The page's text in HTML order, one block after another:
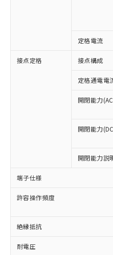
定格電流
接点定格 接点構成
定格通電電
開閉能力
開閉能力
開閉能力説
端子仕様
許容操作頻度
絶縁抵抗
耐電圧
ご利用条件
以下の条件をお読
本サービスは
商品の当社在
(税抜)を提供
当社制御機器
本サービスの
ことをご了承
在庫状況およ
記載している
タに基づき作
準価格とは異
対応済み：EU
非含有に対応した製
対応予定：EU RoHS
有に対応した製品に
対応予定なし：EU
非含有に非対応の
調査・確認中：EU
非含有の対応状況
非該当品：ライセ
害物質有無と関係の
仕入先様の事情によ
いたものが、含有品
むを得ず変更するこ
*EU RoHS指令（10物質）：
鉛(Pb) 1000ppm以下、 水
六価クロム(Cr(Ⅵ))
「○」：最大均質材
基準値以下であるこ
「×」：最大均質材
基準値を超えている
「－」：未確認です
当社は、これ
為替および外
（以下｢規制
または国外へ
国政府の輸出
可)を取得する